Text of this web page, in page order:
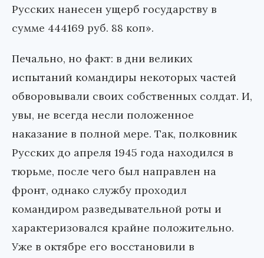
Русских нанесен ущерб государству в
сумме 444169 руб. 88 коп».
Печально, но факт: в дни великих
испытаний командиры некоторых частей
обворовывали своих собственных солдат. И,
увы, не всегда несли положенное
наказание в полной мере. Так, полковник
Русских до апреля 1945 года находился в
тюрьме, после чего был направлен на
фронт, однако службу проходил
командиром разведывательной роты и
характеризовался крайне положительно.
Уже в октябре его восстановили в